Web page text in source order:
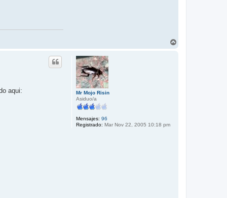
Mr Mojo Risin
Asiduo/a
Mensajes: 96
Registrado: Mar Nov 22, 2005 10:18 pm
aqui: